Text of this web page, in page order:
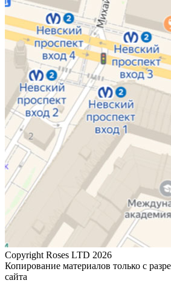
Copyright Roses LTD 2026
Копирование материалов только с
сайта